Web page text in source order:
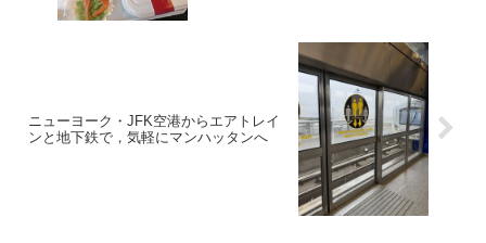
ニューヨーク・JFK空港からエアトレイ
ンと地下鉄で，気軽にマンハッタンへ